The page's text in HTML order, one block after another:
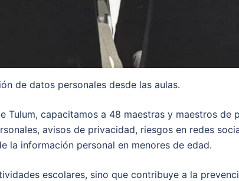
de datos personales desde las aulas.
Tulum, capacitamos a 48 maestras y maestros de
avisos de privacidad, riesgos en redes
la información personal en menores de edad.
escolares, sino que contribuye a la